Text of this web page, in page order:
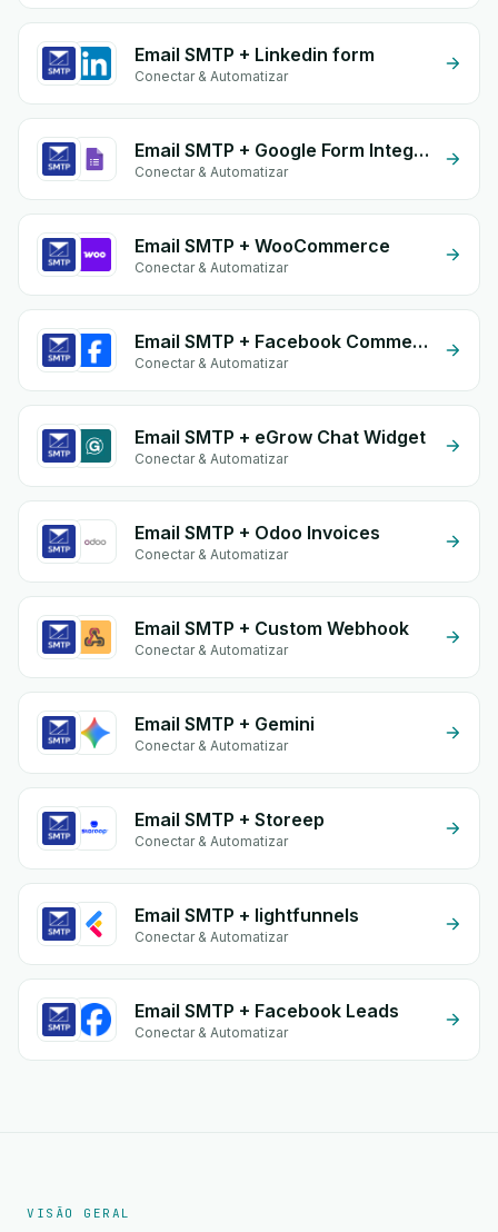
Email SMTP + Linkedin form
Conectar & Automatizar
Email SMTP + Google Form Integration
Conectar & Automatizar
Email SMTP + WooCommerce
Conectar & Automatizar
Email SMTP + Facebook Commerce
Conectar & Automatizar
Email SMTP + eGrow Chat Widget
Conectar & Automatizar
Email SMTP + Odoo Invoices
Conectar & Automatizar
Email SMTP + Custom Webhook
Conectar & Automatizar
Email SMTP + Gemini
Conectar & Automatizar
Email SMTP + Storeep
Conectar & Automatizar
Email SMTP + lightfunnels
Conectar & Automatizar
Email SMTP + Facebook Leads
Conectar & Automatizar
VISÃO GERAL